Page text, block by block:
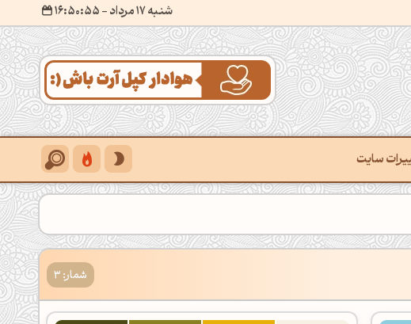
شنبه 17 مرداد
- ۱۶:۵۰:۵۶
سایت
شمار: 3